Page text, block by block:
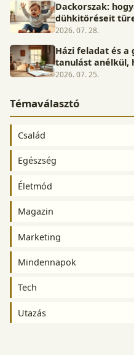
Dackorszak:
dühkitöréseit
2026. 07. 28.
Házi feladat és a
tanulást anélkül,
2026. 07. 25.
Témaválasztó
Család
Egészség
Életmód
Magazin
Marketing
Mindennapok
Tech
Utazás